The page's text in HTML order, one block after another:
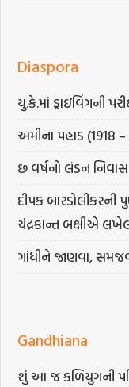
Diaspora
યુ.કે.માં ડ્રાઇવિંગની
અમીના પહાડ (1918 –
છ વર્ષનો લંડન નિવાસ
દીપક બારડોલીકરની
ચંદ્રકાન્ત બક્ષીએ
ગાંધીને જાણવા,
Gandhiana
શું આ જ કળિયુગની